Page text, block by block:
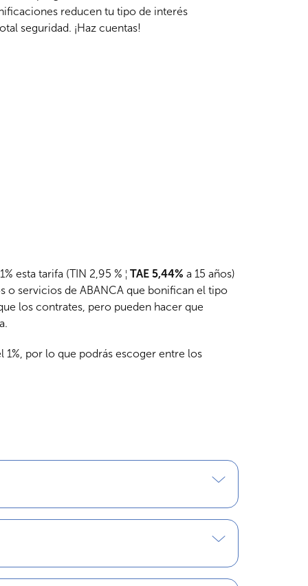
reducen tu tipo de interés
seguridad. ¡Haz cuentas!
esta tarifa (TIN 2,95 % ¦ TAE 5,44% a 15 años)
o servicios de ABANCA que bonifican el tipo
los contrates, pero pueden hacer que
por lo que podrás escoger entre los